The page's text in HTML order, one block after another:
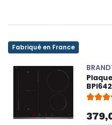
Fabriqué en France